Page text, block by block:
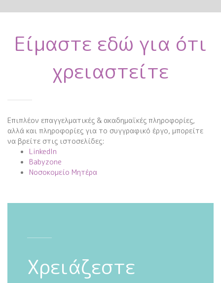
Είμαστε εδώ για ότι
χρειαστείτε
Επιπλέον επαγγελματικές & ακαδημαϊκές πληροφορίες,
αλλά και πληροφορίες για το συγγραφικό έργο, μπορείτε
να βρείτε στις ιστοσελίδες:
LinkedIn
Babyzone
Νοσοκομείο Μητέρα
Χρειάζεστε